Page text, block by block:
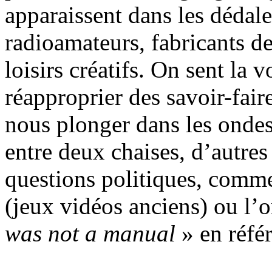
apparaissent dans les
radioamateurs, fabricants
loisirs créatifs. On sent la
réapproprier des savoir-
nous plonger dans les
entre deux chaises,
questions politiques,
(jeux vidéos anciens) ou
was not a manual » en